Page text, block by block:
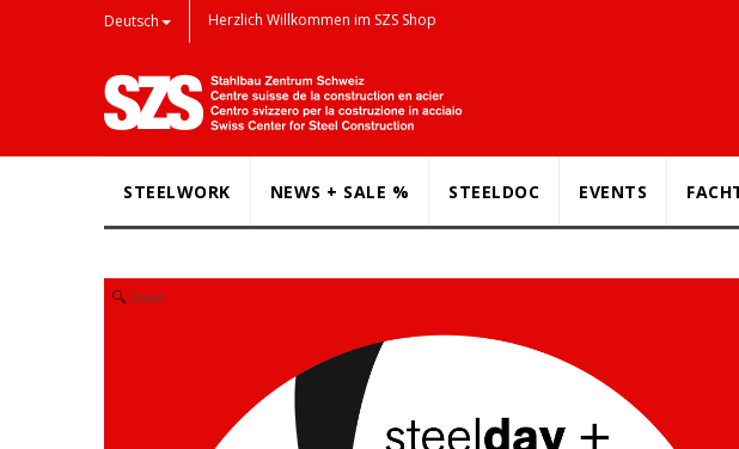
Deutsch Herzlich Willkommen im SZS Shop
STEELWORK NEWS + SALE % STEELDOC EVENTS
Zoom